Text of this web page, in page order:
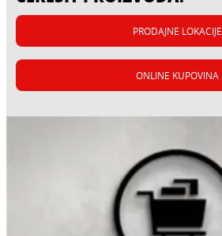
PRODAJNE LOKACIJE
ONLINE KUPOVINA